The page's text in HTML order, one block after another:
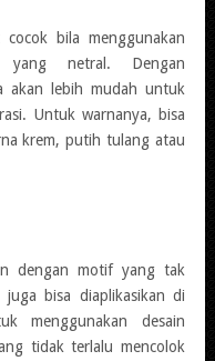
bila menggunakan
yang netral. Dengan
akan lebih mudah untuk
Untuk warnanya, bisa
krem, putih tulang atau
dengan motif yang tak
bisa diaplikasikan di
menggunakan desain
tidak terlalu mencolok